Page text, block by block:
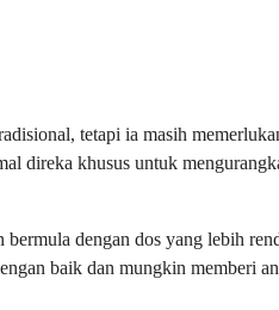
tetapi ia masih
direka khusus untuk
dengan dos yang lebih
baik dan mungkin memberi